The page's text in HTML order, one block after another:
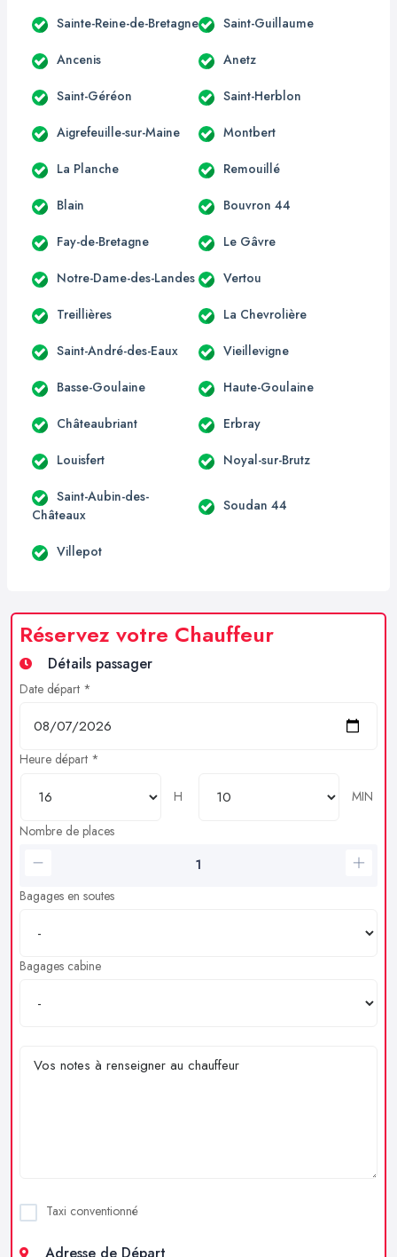
Sainte-Reine-de-Bretagne Saint-Guillaume
Ancenis Anetz
Saint-Géréon Saint-Herblon
Aigrefeuille-sur-Maine Montbert
La Planche Remouillé
Blain Bouvron 44
Fay-de-Bretagne Le Gâvre
Notre-Dame-des-Landes Vertou
Treillières La Chevrolière
Saint-André-des-Eaux Vieillevigne
Basse-Goulaine Haute-Goulaine
Châteaubriant Erbray
Louisfert Noyal-sur-Brutz
Saint-Aubin-des-
Châteaux
Soudan 44
Villepot
Réservez votre Chauffeur
Détails passager
Date départ *
Heure départ *
H
MIN
Nombre de places
Bagages en soutes
Bagages cabine
Taxi conventionné
Adresse de Départ